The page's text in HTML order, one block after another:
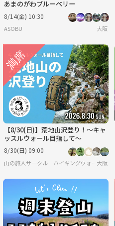
あまのがわブルーベリー
8/14(金) 10:30
ASOBU 大阪
【8/30(日)】荒地山沢登り！～キャ
ッスルウォール目指して～
8/30(日) 09:00
山の旅人サークル ハイキングウォーキング
大阪